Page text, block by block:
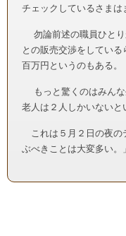
チェックしているさまは
勿論前述の職員ひとり
との販売交渉をしてい
百万円というのもある。
もっと驚くのはみんな
老人は２人しかいないと
これは５月２日の夜の
ぶべきことは大変多い。」